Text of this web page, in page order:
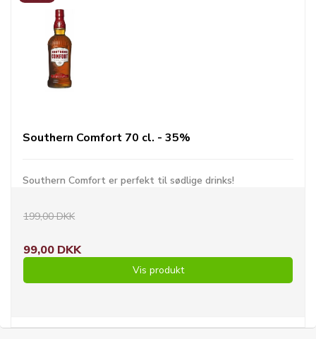
Southern Comfort 70 cl. - 35%
Southern Comfort er perfekt til sødlige drinks!
199,00 DKK
99,00 DKK
Vis produkt